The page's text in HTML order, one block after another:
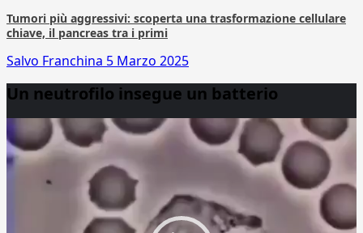
Tumori più aggressivi: scoperta una trasformazione cellulare
chiave, il pancreas tra i primi
Salvo Franchina 5 Marzo 2025
Un neutrofilo insegue un batterio
Player